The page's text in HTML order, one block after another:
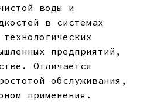
воды и
в системах
предприятий,
Отличается
обслуживания,
применения.